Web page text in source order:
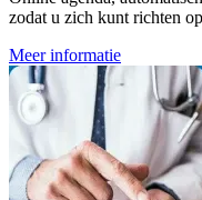
zodat u zich kunt richten
Meer informatie